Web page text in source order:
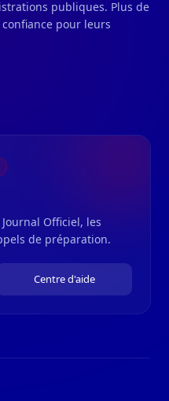
publiques. Plus de
pour leurs
Officiel, les
de préparation.
Centre d'aide